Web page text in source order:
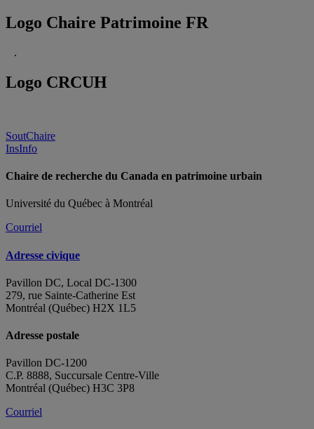
Logo Chaire Patrimoine FR
.
Logo CRCUH
SoutChaire
InsInfo
Chaire de recherche du Canada en patrimoine urbain
Université du Québec à Montréal
Courriel
Adresse civique
Pavillon DC, Local DC-1300
279, rue Sainte-Catherine Est
Montréal (Québec) H2X 1L5
Adresse postale
Pavillon DC-1200
C.P. 8888, Succursale Centre-Ville
Montréal (Québec) H3C 3P8
Courriel